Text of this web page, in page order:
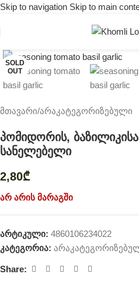
Skip to navigation Skip to main
SOLD
OUT
მთავარი/არაკატეგორიზებული
პომიდორის,
სანელებელი
2,80₾
არ არის მარაგში
არტიკული: 4860106234022
კატეგორია:
Share: